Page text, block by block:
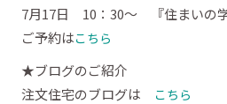
7月17日 10：30～ 『住まいの学
ご予約はこちら
★ブログのご紹介
注文住宅のブログは
こちら